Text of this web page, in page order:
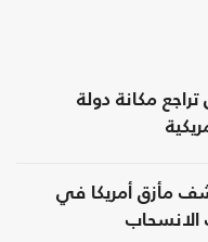
مكانة دولة
مأزق أمريكا في
الانسحاب